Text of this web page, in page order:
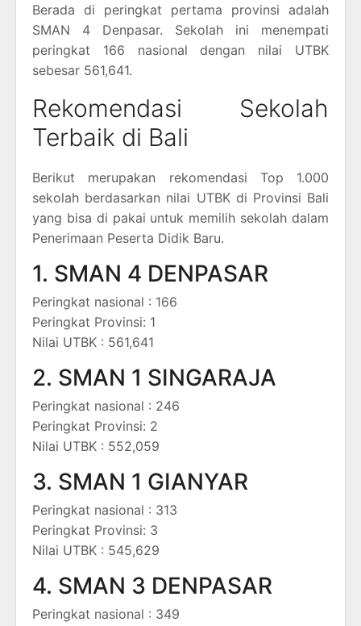
Berada di peringkat pertama provinsi adalah
SMAN 4 Denpasar. Sekolah ini menempati
peringkat 166 nasional dengan nilai UTBK
sebesar 561,641.
Rekomendasi Sekolah
Terbaik di Bali
Berikut merupakan rekomendasi Top 1.000
sekolah berdasarkan nilai UTBK di Provinsi Bali
yang bisa di pakai untuk memilih sekolah dalam
Penerimaan Peserta Didik Baru.
1. SMAN 4 DENPASAR
Peringkat nasional : 166
Peringkat Provinsi: 1
Nilai UTBK : 561,641
2. SMAN 1 SINGARAJA
Peringkat nasional : 246
Peringkat Provinsi: 2
Nilai UTBK : 552,059
3. SMAN 1 GIANYAR
Peringkat nasional : 313
Peringkat Provinsi: 3
Nilai UTBK : 545,629
4. SMAN 3 DENPASAR
Peringkat nasional : 349